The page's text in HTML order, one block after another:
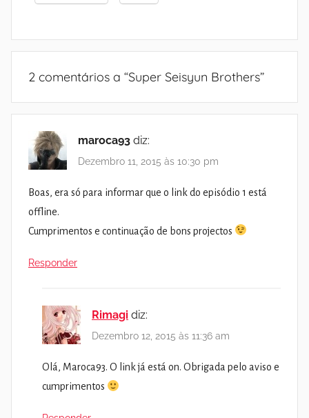
2 comentários a “Super Seisyun Brothers”
maroca93 diz:
Dezembro 11, 2015 às 10:30 pm
Boas, era só para informar que o link do episódio 1 está
offline.
Cumprimentos e continuação de bons projectos
Responder
Rimagi diz:
Dezembro 12, 2015 às 11:36 am
Olá, Maroca93. O link já está on. Obrigada pelo aviso e
cumprimentos